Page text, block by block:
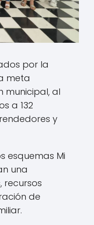
por la
meta
municipal, al
a 132
y
esquemas Mi
una
recursos
de